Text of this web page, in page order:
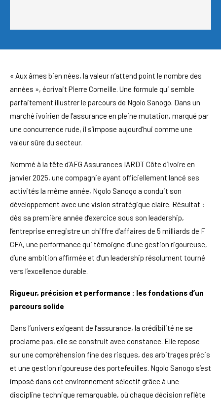
« Aux âmes bien nées, la valeur n’attend point le nombre des
années », écrivait Pierre Corneille. Une formule qui semble
parfaitement illustrer le parcours de Ngolo Sanogo. Dans un
marché ivoirien de l’assurance en pleine mutation, marqué par
une concurrence rude, il s’impose aujourd’hui comme une
valeur sûre du secteur.
Nommé à la tête d’AFG Assurances IARDT Côte d’Ivoire en
janvier 2025, une compagnie ayant officiellement lancé ses
activités la même année, Ngolo Sanogo a conduit son
développement avec une vision stratégique claire. Résultat :
dès sa première année d’exercice sous son leadership,
l’entreprise enregistre un chiffre d’affaires de 5 milliards de F
CFA, une performance qui témoigne d’une gestion rigoureuse,
d’une ambition affirmée et d’un leadership résolument tourné
vers l’excellence durable.
Rigueur, précision et performance : les fondations d’un
parcours solide
Dans l’univers exigeant de l’assurance, la crédibilité ne se
proclame pas, elle se construit avec constance. Elle repose
sur une compréhension fine des risques, des arbitrages précis
et une gestion rigoureuse des portefeuilles. Ngolo Sanogo s’est
imposé dans cet environnement sélectif grâce à une
discipline technique remarquable, où chaque décision reflète